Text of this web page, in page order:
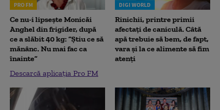
PRO FM
Ce nu-i lipsește Monicăi
Anghel din frigider, după
ce a slăbit 40 kg: “Știu ce să
mănânc. Nu mai fac ca
înainte”
Descarcă aplicația Pro FM
DIGI WORLD
Rinichii, printre primii
afectați de caniculă. Câtă
apă trebuie să bem, de fapt,
vara și la ce alimente să fim
atenți